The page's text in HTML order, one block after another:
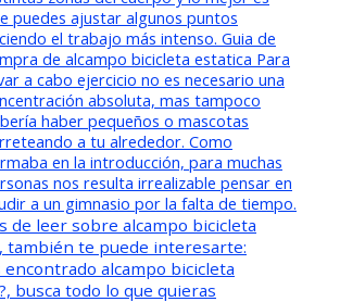
puedes ajustar algunos puntos
el trabajo más intenso. Guia de
de alcampo bicicleta estatica Para
a cabo ejercicio no es necesario una
absoluta, mas tampoco
haber pequeños o mascotas
a tu alrededor. ​Como
en la introducción, para muchas
nos resulta irrealizable pensar en
a un gimnasio por la falta de tiempo.
de leer sobre alcampo bicicleta
también te puede interesarte:
encontrado alcampo bicicleta
busca todo lo que quieras